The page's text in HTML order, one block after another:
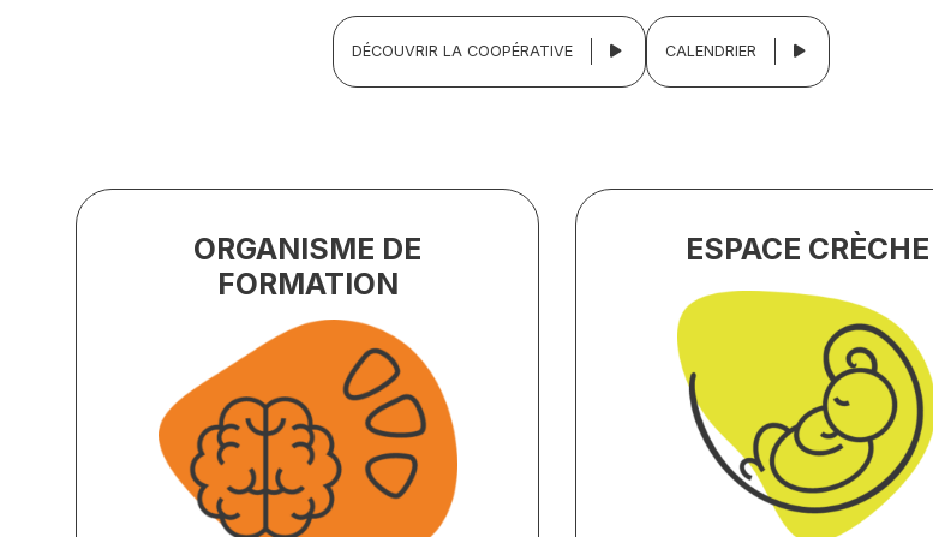
DÉCOUVRIR LA COOPÉRATIVE CALENDRIER
ORGANISME DE
FORMATION
ESPACE CRÈCHE